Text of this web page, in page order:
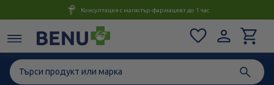
Консултация с магистър-фармацевт до 1 час